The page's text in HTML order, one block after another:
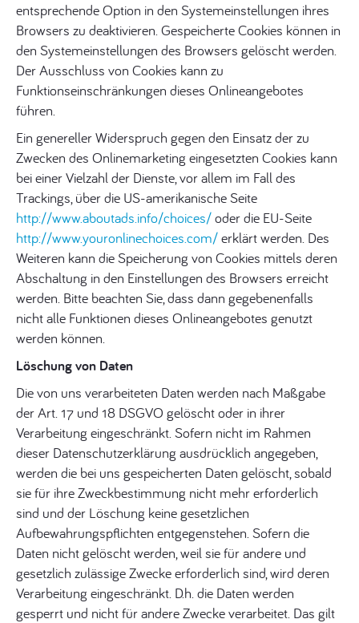
entsprechende Option in den Systemeinstellungen ihres
Browsers zu deaktivieren. Gespeicherte Cookies können in
den Systemeinstellungen des Browsers gelöscht werden.
Der Ausschluss von Cookies kann zu
Funktionseinschränkungen dieses Onlineangebotes
führen.
Ein genereller Widerspruch gegen den Einsatz der zu
Zwecken des Onlinemarketing eingesetzten Cookies kann
bei einer Vielzahl der Dienste, vor allem im Fall des
Trackings, über die US-amerikanische Seite
http://www.aboutads.info/choices/oder die EU-Seite
http://www.youronlinechoices.com/erklärt werden. Des
Weiteren kann die Speicherung von Cookies mittels deren
Abschaltung in den Einstellungen des Browsers erreicht
werden. Bitte beachten Sie, dass dann gegebenenfalls
nicht alle Funktionen dieses Onlineangebotes genutzt
werden können.
Löschung von Daten
Die von uns verarbeiteten Daten werden nach Maßgabe
der Art. 17 und 18 DSGVO gelöscht oder in ihrer
Verarbeitung eingeschränkt. Sofern nicht im Rahmen
dieser Datenschutzerklärung ausdrücklich angegeben,
werden die bei uns gespeicherten Daten gelöscht, sobald
sie für ihre Zweckbestimmung nicht mehr erforderlich
sind und der Löschung keine gesetzlichen
Aufbewahrungspflichten entgegenstehen. Sofern die
Daten nicht gelöscht werden, weil sie für andere und
gesetzlich zulässige Zwecke erforderlich sind, wird deren
Verarbeitung eingeschränkt. D.h. die Daten werden
gesperrt und nicht für andere Zwecke verarbeitet. Das gilt